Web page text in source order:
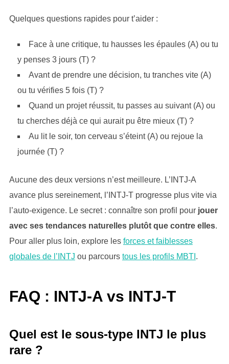
Quelques questions rapides pour t’aider :
Face à une critique, tu hausses les épaules (A) ou tu
y penses 3 jours (T) ?
Avant de prendre une décision, tu tranches vite (A)
ou tu vérifies 5 fois (T) ?
Quand un projet réussit, tu passes au suivant (A) ou
tu cherches déjà ce qui aurait pu être mieux (T) ?
Au lit le soir, ton cerveau s’éteint (A) ou rejoue la
journée (T) ?
Aucune des deux versions n’est meilleure. L’INTJ-A
avance plus sereinement, l’INTJ-T progresse plus vite via
l’auto-exigence. Le secret : connaître son profil pour jouer
avec ses tendances naturelles plutôt que contre elles.
Pour aller plus loin, explore les forces et faiblesses
globales de l’INTJ ou parcours tous les profils MBTI .
FAQ : INTJ-A vs INTJ-T
Quel est le sous-type INTJ le plus
rare ?